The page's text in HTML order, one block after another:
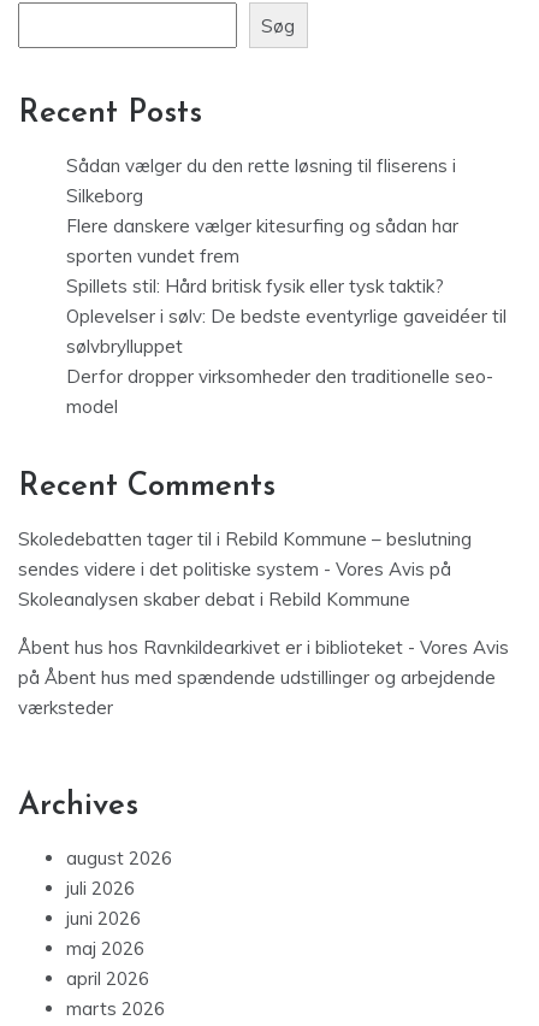
Søg
Recent Posts
Sådan vælger du den rette løsning til fliserens i
Silkeborg
Flere danskere vælger kitesurfing og sådan har
sporten vundet frem
Spillets stil: Hård britisk fysik eller tysk taktik?
Oplevelser i sølv: De bedste eventyrlige gaveidéer til
sølvbrylluppet
Derfor dropper virksomheder den traditionelle seo-
model
Recent Comments
Skoledebatten tager til i Rebild Kommune – beslutning
sendes videre i det politiske system - Vores Avis på
Skoleanalysen skaber debat i Rebild Kommune
Åbent hus hos Ravnkildearkivet er i biblioteket - Vores Avis
på Åbent hus med spændende udstillinger og arbejdende
værksteder
Archives
august 2026
juli 2026
juni 2026
maj 2026
april 2026
marts 2026